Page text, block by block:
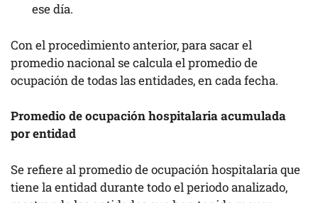
ese día.
Con el procedimiento anterior, para sacar el
promedio nacional se calcula el promedio de
ocupación de todas las entidades, en cada fecha.
Promedio de ocupación hospitalaria acumulada
por entidad
Se refiere al promedio de ocupación hospitalaria que
tiene la entidad durante todo el periodo analizado,